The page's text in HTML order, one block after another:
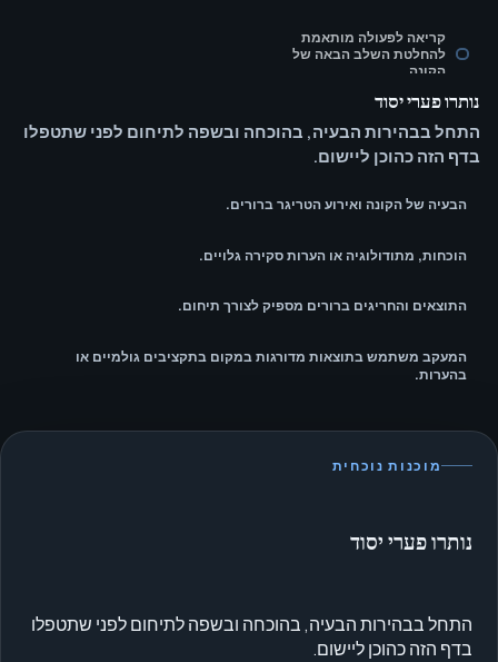
קריאה לפעולה מותאמת
להחלטת השלב הבאה של
הקונה.
נותרו פערי יסוד
התחל בבהירות הבעיה, בהוכחה ובשפה לתיחום לפני שתטפלו
בדף הזה כהוכן ליישום.
הבעיה של הקונה ואירוע הטריגר ברורים.
הוכחות, מתודולוגיה או הערות סקירה גלויים.
התוצאים והחריגים ברורים מספיק לצורך תיחום.
המעקב משתמש בתוצאות מדורגות במקום בתקציבים גולמיים או
בהערות.
מוכנות נוכחית
נותרו פערי יסוד
התחל בבהירות הבעיה, בהוכחה ובשפה לתיחום לפני שתטפלו
בדף הזה כהוכן ליישום.